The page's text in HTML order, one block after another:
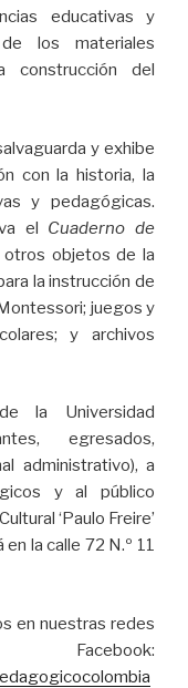
educativas y
los materiales
del
y exhibe
con la historia, la
y pedagógicas.
el Cuaderno de
otros objetos de la
la instrucción de
juegos y
y archivos
la Universidad
egresados,
administrativo), a
y al público
‘Paulo Freire’
la calle 72 N.º 11
en nuestras redes